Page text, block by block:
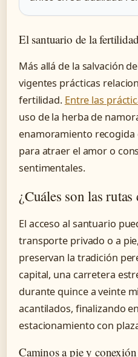
El santuario de la fertilidad
Más allá de la salvación
vigentes prácticas
fertilidad. Entre las
uso de la herba de
enamoramiento recogida
para atraer el amor o
sentimentales.
¿Cuáles son las
El acceso al santuario
transporte privado o a
preservan la tradición
capital, una carretera
durante quince a veinte
acantilados, finalizando
estacionamiento con
Caminos a pie y